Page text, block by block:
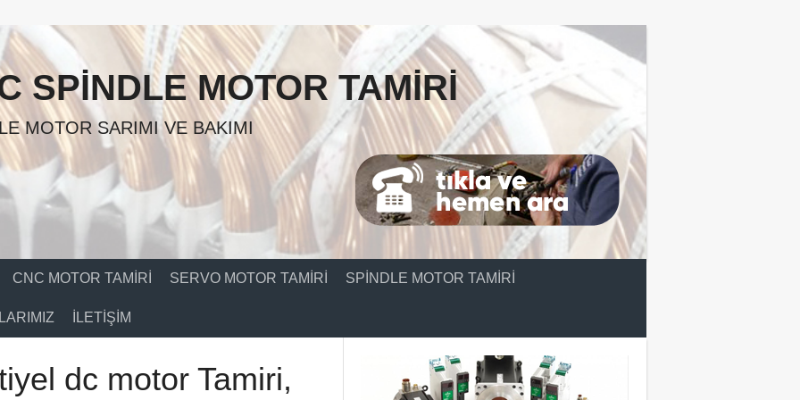
SPINDLE MOTOR TAMIRI
MOTOR SARIMI VE BAKIMI
CNC MOTOR TAMIRI SERVO MOTOR TAMIRI SPINDLE MOTOR TAMIRI
İLETIŞIM
dc motor Tamiri,